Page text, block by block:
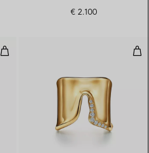
€ 2.100
Diamonds by the Yard®